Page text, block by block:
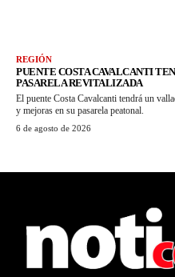
REGIÓN
PUENTE COSTA CAVALCANTI
PASARELA REVITALIZADA
El puente Costa Cavalcanti tendrá un
y mejoras en su pasarela peatonal.
6 de agosto de 2026